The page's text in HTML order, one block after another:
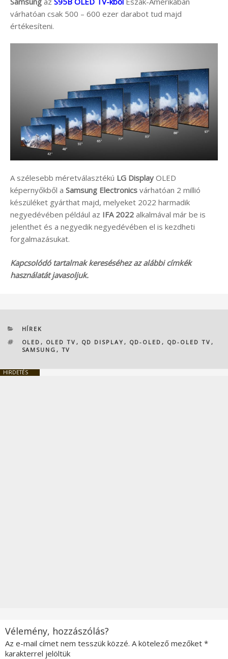
várhatóan csak 500 – 600 ezer darabot tud majd
értékesíteni.
A szélesebb méretválasztékú LG Display OLED
képernyőkből a Samsung Electronics várhatóan 2 millió
készüléket gyárthat majd, melyeket 2022 harmadik
negyedévében például az IFA 2022 alkalmával már be is
jelenthet és a negyedik negyedévében el is kezdheti
forgalmazásukat.
Kapcsolódó tartalmak kereséséhez az alábbi címkék
használatát javasoljuk.
KATEGÓRIÁK
HÍREK
CÍMKÉK
OLED , OLED TV , QD DISPLAY , QD-OLED , QD-OLED TV ,
SAMSUNG , TV
HIRDETÉS
Vélemény, hozzászólás?
Az e-mail címet nem tesszük közzé. A kötelező mezőket *
karakterrel jelöltük